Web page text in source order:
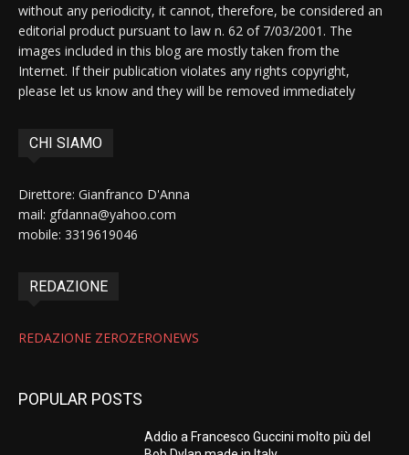
without any periodicity, it cannot, therefore, be considered an
editorial product pursuant to law n. 62 of 7/03/2001. The
images included in this blog are mostly taken from the
Internet. If their publication violates any rights copyright,
please let us know and they will be removed immediately
CHI SIAMO
Direttore: Gianfranco D'Anna
mail: gfdanna@yahoo.com
mobile: 3319619046
REDAZIONE
REDAZIONE ZEROZERONEWS
POPULAR POSTS
Addio a Francesco Guccini molto più del